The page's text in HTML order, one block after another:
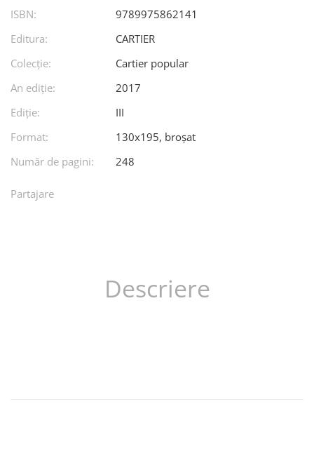
ISBN:
9789975862141
Editura:
CARTIER
Colecție:
Cartier popular
An ediţie:
2017
Ediţie:
III
Format:
130x195, broșat
Număr de pagini:
248
Partajare
Descriere